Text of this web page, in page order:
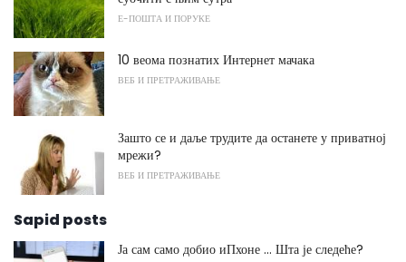
Е-ПОШТА И ПОРУКЕ
10 веома познатих Интернет мачака
ВЕБ И ПРЕТРАЖИВАЊЕ
Зашто се и даље трудите да останете у приватној
мрежи?
ВЕБ И ПРЕТРАЖИВАЊЕ
Sapid posts
Ја сам само добио иПхоне ... Шта је следеће?